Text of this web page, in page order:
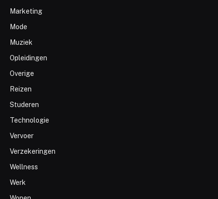
Marketing
Mode
Muziek
Opleidingen
Overige
Reizen
Studeren
Technologie
Vervoer
Verzekeringen
Wellness
Werk